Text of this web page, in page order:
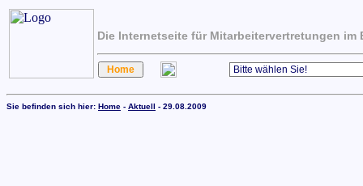
Die Internetseite für Mitarbeitervertretungen
Sie befinden sich hier: Home - Aktuell - 29.08.2009